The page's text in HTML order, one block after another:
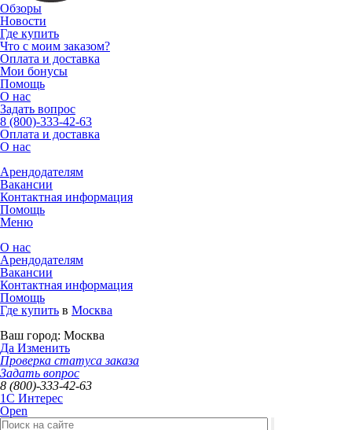
Обзоры
Новости
Где купить
Что с моим заказом?
Оплата и доставка
Мои бонусы
Помощь
О нас
Задать вопрос
8 (800)-333-42-63
Оплата и доставка
О нас
Арендодателям
Вакансии
Контактная информация
Помощь
Меню
О нас
Арендодателям
Вакансии
Контактная информация
Помощь
Где купить в Москва
Ваш город: Москва
Да Изменить
Проверка статуса заказа
Задать вопрос
8 (800)-333-42-63
1C Интерес
Open